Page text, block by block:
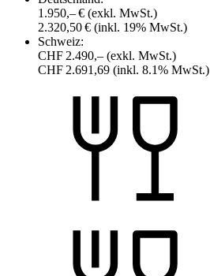
1.950,– € (exkl. MwSt.)
2.320,50 € (inkl. 19% MwSt.)
Schweiz:
CHF 2.490,– (exkl. MwSt.)
CHF 2.691,69 (inkl. 8.1% MwSt.)